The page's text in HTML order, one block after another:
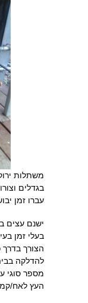
משתלות
בגדלים
עברו זמן
ישנם עצים
בעלי זמן
הצורך בדרך
להדלקה
מספר סוגי
העץ לאח/